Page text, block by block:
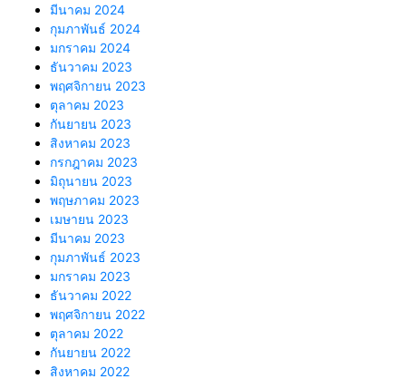
มีนาคม 2024
กุมภาพันธ์ 2024
มกราคม 2024
ธันวาคม 2023
พฤศจิกายน 2023
ตุลาคม 2023
กันยายน 2023
สิงหาคม 2023
กรกฎาคม 2023
มิถุนายน 2023
พฤษภาคม 2023
เมษายน 2023
มีนาคม 2023
กุมภาพันธ์ 2023
มกราคม 2023
ธันวาคม 2022
พฤศจิกายน 2022
ตุลาคม 2022
กันยายน 2022
สิงหาคม 2022